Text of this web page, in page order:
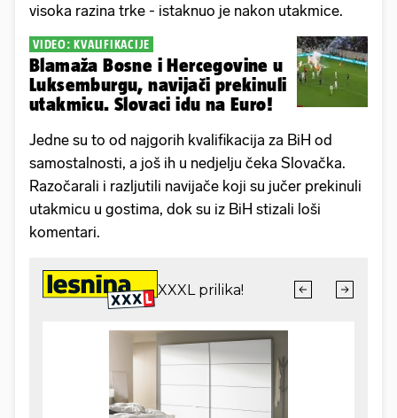
visoka razina trke - istaknuo je nakon utakmice.
VIDEO: KVALIFIKACIJE
Blamaža Bosne i Hercegovine u
Luksemburgu, navijači prekinuli
utakmicu. Slovaci idu na Euro!
Jedne su to od najgorih kvalifikacija za BiH od
samostalnosti, a još ih u nedjelju čeka Slovačka.
Razočarali i razljutili navijače koji su jučer prekinuli
utakmicu u gostima, dok su iz BiH stizali loši
komentari.